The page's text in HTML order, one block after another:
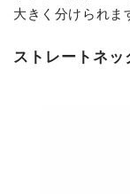
大きく分けられま
ストレートネッ